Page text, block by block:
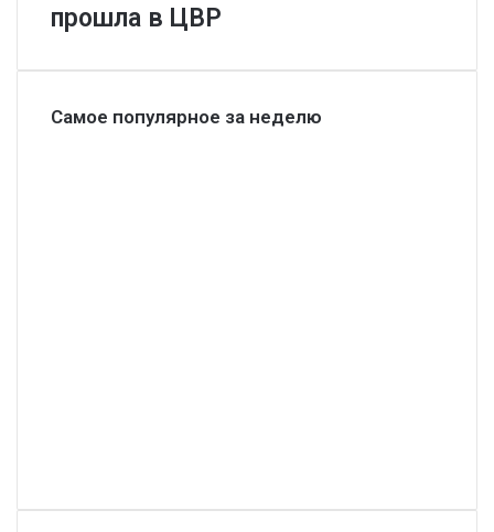
прошла в ЦВР
Самое популярное за неделю